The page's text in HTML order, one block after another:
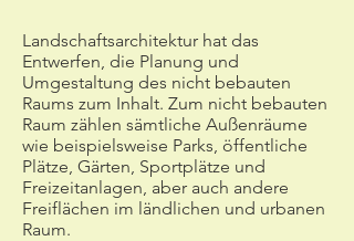
Landschaftsarchitektur hat das
Entwerfen, die Planung und
Umgestaltung des nicht bebauten
Raums zum Inhalt. Zum nicht bebauten
Raum zählen sämtliche Außenräume
wie beispielsweise Parks, öffentliche
Plätze, Gärten, Sportplätze und
Freizeitanlagen, aber auch andere
Freiflächen im ländlichen und urbanen
Raum.